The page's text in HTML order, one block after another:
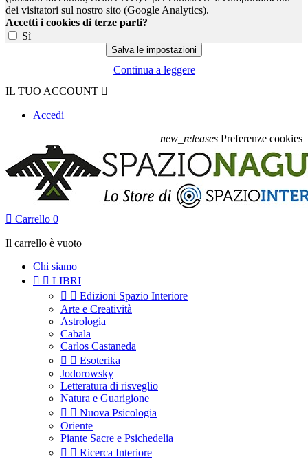
dei visitatori sul nostro sito (Google Analytics).
Accetti i cookies di terze parti?
Sì
Continua a leggere
IL TUO ACCOUNT 
Accedi
new_releases Preferenze cookies
 Carrello 0
Il carrello è vuoto
Chi siamo
  LIBRI
  Edizioni Spazio Interiore
Arte e Creatività
Astrologia
Cabala
Carlos Castaneda
  Esoterika
Jodorowsky
Letteratura di risveglio
Natura e Guarigione
  Nuova Psicologia
Oriente
Piante Sacre e Psichedelia
  Ricerca Interiore